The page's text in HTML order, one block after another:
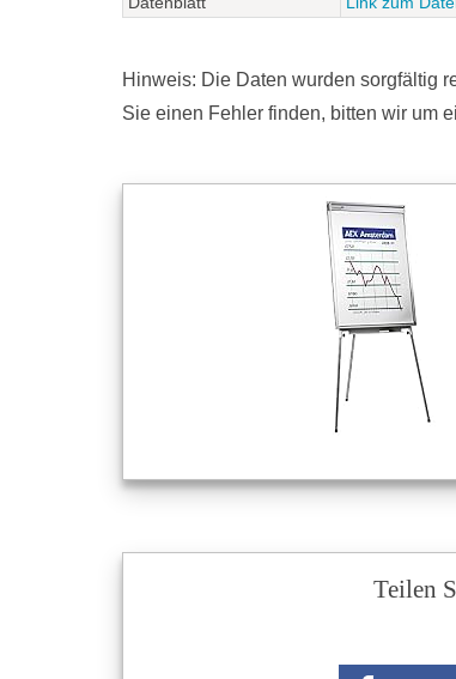
Hinweis: Die Daten wurden sorgfältig
Sie einen Fehler finden, bitten wir um
Teilen